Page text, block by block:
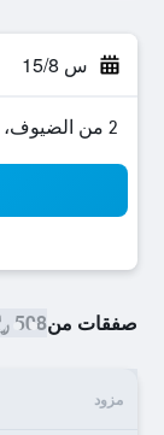
س 15/8
2 من الضيوف، غرفة واحدة
صفقات من508 ﷼
مزود